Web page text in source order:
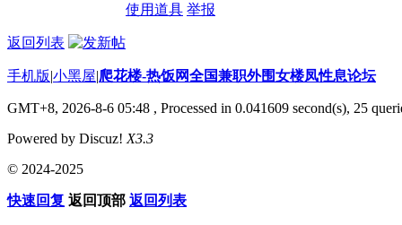
使用道具 举报
返回列表
手机版|小黑屋|爬花楼-热饭网全国兼职外围女楼凤性息论坛
GMT+8, 2026-8-6 05:48 , Processed in 0.041609 second(s), 25
Powered by Discuz! X3.3
© 2024-2025
快速回复 返回顶部 返回列表